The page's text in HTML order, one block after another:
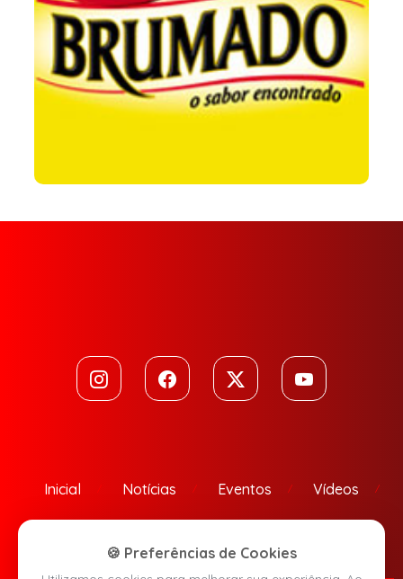
Inicial Notícias Eventos Vídeos
🍪 Preferências de Cookies